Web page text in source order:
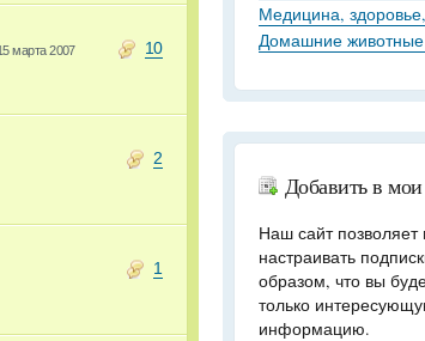
10
марта 2007
2
1
Медицина,
Домашние животные
Добавить в
Наш сайт позволяет
настраивать
образом, что вы
только
информацию.